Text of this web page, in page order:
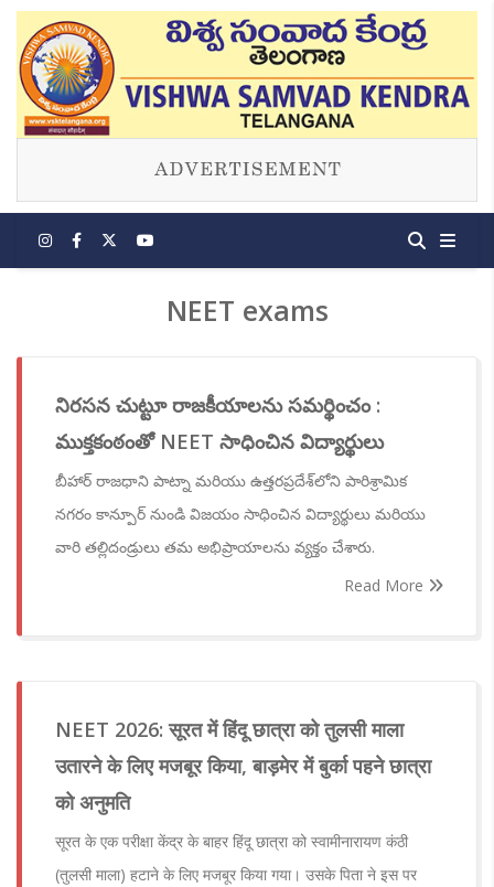
NEET exams
నిరసన చుట్టూ రాజకీయాలను సమర్థించం :
ముక్తకంఠంతో NEET సాధించిన విద్యార్థులు
బీహార్ రాజధాని పాట్నా మరియు ఉత్తరప్రదేశ్‌లోని పారిశ్రామిక
నగరం కాన్పూర్ నుండి విజయం సాధించిన విద్యార్థులు మరియు
వారి తల్లిదండ్రులు తమ అభిప్రాయాలను వ్యక్తం చేశారు.
Read More
NEET 2026: सूरत में हिंदू छात्रा को तुलसी माला
उतारने के लिए मजबूर किया, बाड़मेर में बुर्का पहने छात्रा
को अनुमति
सूरत के एक परीक्षा केंद्र के बाहर हिंदू छात्रा को स्वामीनारायण कंठी
(तुलसी माला) हटाने के लिए मजबूर किया गया। उसके पिता ने इस पर